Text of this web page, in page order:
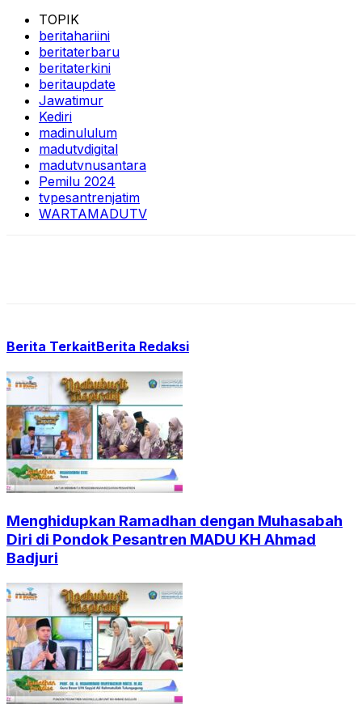
TOPIK
beritahariini
beritaterbaru
beritaterkini
beritaupdate
Jawatimur
Kediri
madinululum
madutvdigital
madutvnusantara
Pemilu 2024
tvpesantrenjatim
WARTAMADUTV
Berita TerkaitBerita Redaksi
Menghidupkan Ramadhan dengan Muhasabah
Diri di Pondok Pesantren MADU KH Ahmad
Badjuri